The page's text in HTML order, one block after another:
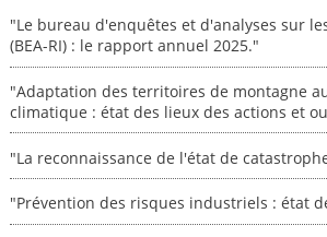
"Le bureau d'enquêtes et d'analyses sur
(BEA-RI) : le rapport annuel 2025."
"Adaptation des territoires de montagne
climatique : état des lieux des actions et
"La reconnaissance de l'état de
"Prévention des risques industriels : état